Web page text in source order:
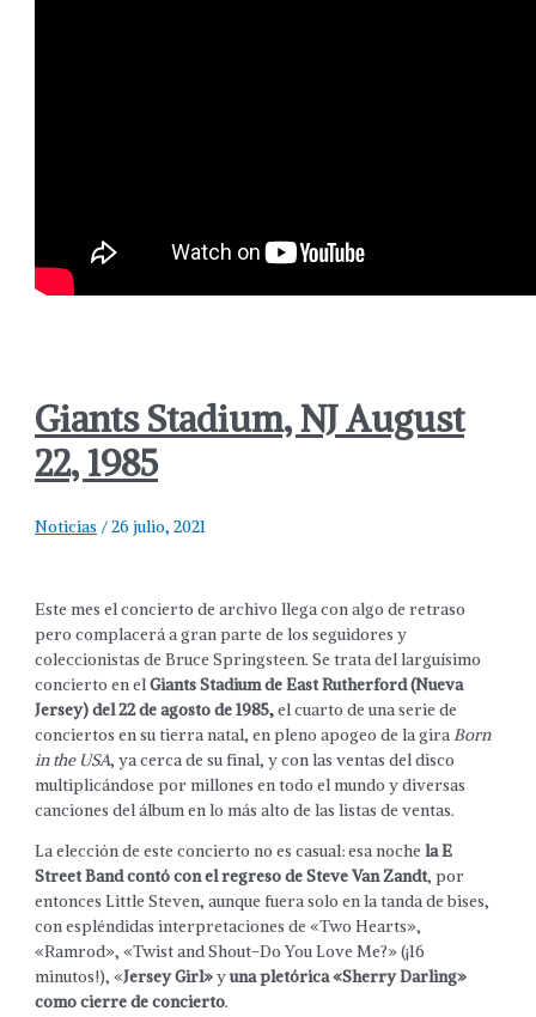
Giants Stadium, NJ August
22, 1985
Noticias /26 julio, 2021
Este mes el concierto de archivo llega con algo de retraso
pero complacerá a gran parte de los seguidores y
coleccionistas de Bruce Springsteen. Se trata del larguísimo
concierto en elGiants Stadium de East Rutherford (Nueva
Jersey) del 22 de agosto de 1985,el cuarto de una serie de
conciertos en su tierra natal, en pleno apogeo de la giraBorn
in the USA, ya cerca de su final, y con las ventas del disco
multiplicándose por millones en todo el mundo y diversas
canciones del álbum en lo más alto de las listas de ventas.
La elección de este concierto no es casual: esa nochela E
Street Band contó con el regreso de Steve Van Zandt, por
entonces Little Steven, aunque fuera solo en la tanda de bises,
con espléndidas interpretaciones de «Two Hearts»,
«Ramrod», «Twist and Shout-Do You Love Me?» (¡16
minutos!), «Jersey Girl»yuna pletórica «Sherry Darling»
como cierre de concierto.